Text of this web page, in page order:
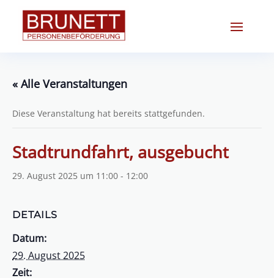
« Alle Veranstaltungen
Diese Veranstaltung hat bereits stattgefunden.
Stadtrundfahrt, ausgebucht
29. August 2025 um 11:00 - 12:00
DETAILS
Datum:
29. August 2025
Zeit: